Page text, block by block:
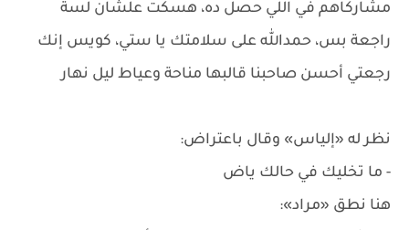
مشاركاهم في اللي حصل ده، هسكت علشان لسة
راجعة بس، حمدالله على سلامتك يا ستي، كويس إنك
رجعتي أحسن صاحبنا قالبها مناحة وعياط ليل نهار
نظر له «إلياس» وقال باعتراض:
- ما تخليك في حالك ياض
هنا نطق «مراد»: